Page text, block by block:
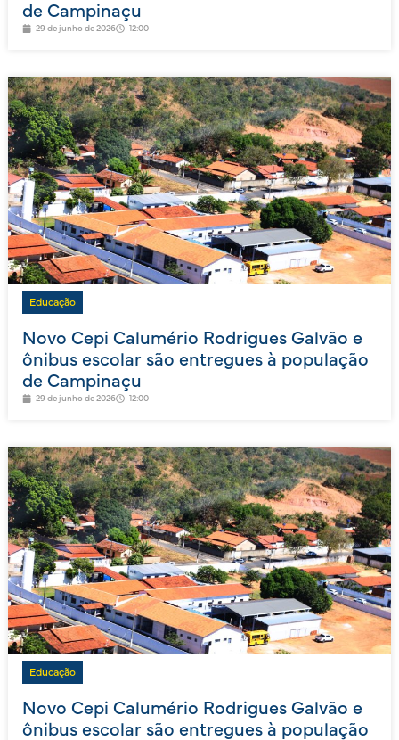
de Campinaçu
29 de junho de 2026 12:00
Educação
Novo Cepi Calumério Rodrigues Galvão e
ônibus escolar são entregues à população
de Campinaçu
29 de junho de 2026 12:00
Educação
Novo Cepi Calumério Rodrigues Galvão e
ônibus escolar são entregues à população